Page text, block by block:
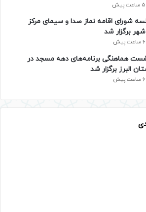
5 ساعت پیش
شورای اقامه نماز صدا و سیمای مرکز
برگزار شد
6 ساعت پیش
هماهنگی برنامه‌های دهه مسجد در
البرز برگزار شد
6 ساعت پیش